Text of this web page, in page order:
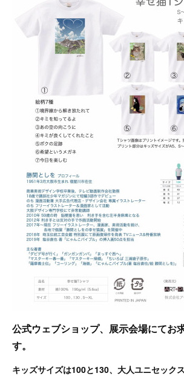
公式ウェブショップ、展示会場にてお
す。
キッズサイズは100と130、大人ユニセック